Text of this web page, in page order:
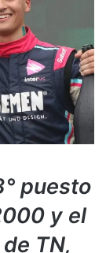
puesto
y el
TN,